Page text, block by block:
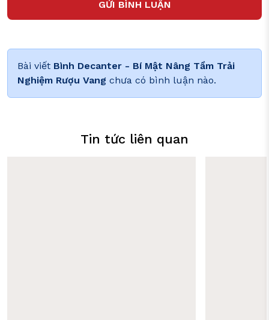
GỬI BÌNH LUẬN
Bài viết Bình Decanter - Bí Mật Nâng Tầm Trải
Nghiệm Rượu Vang chưa có bình luận nào.
Tin tức liên quan